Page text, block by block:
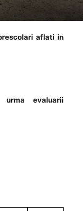
aflati in
evaluarii